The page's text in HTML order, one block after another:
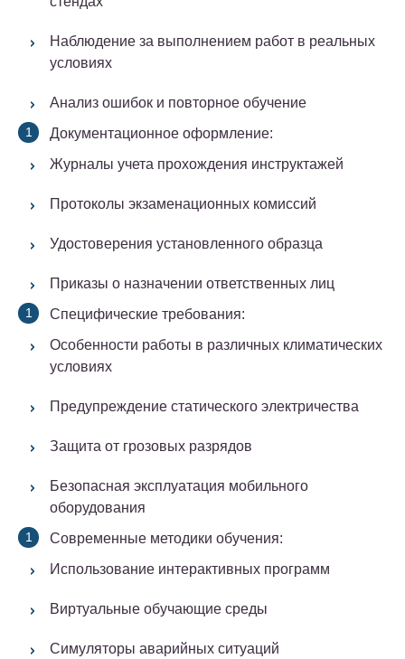
Наблюдение за выполнением работ в реальных
условиях
Анализ ошибок и повторное обучение
Документационное оформление:
Журналы учета прохождения инструктажей
Протоколы экзаменационных комиссий
Удостоверения установленного образца
Приказы о назначении ответственных лиц
Специфические требования:
Особенности работы в различных климатических
условиях
Предупреждение статического электричества
Защита от грозовых разрядов
Безопасная эксплуатация мобильного
оборудования
Современные методики обучения:
Использование интерактивных программ
Виртуальные обучающие среды
Симуляторы аварийных ситуаций